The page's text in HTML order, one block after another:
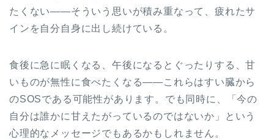
たくない——そういう思いが積み重なって、疲れたサ
インを自分自身に出し続けている。
食後に急に眠くなる、午後になるとぐったりする、甘
いものが無性に食べたくなる——これらはすい臓から
のSOSである可能性があります。でも同時に、「今の
自分は誰かに甘えたがっているのではないか」という
心理的なメッセージでもあるかもしれません。